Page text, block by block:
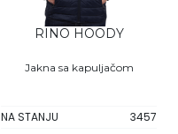
RINO HOODY
Jakna sa kapuljačom
NA STANJU 3457